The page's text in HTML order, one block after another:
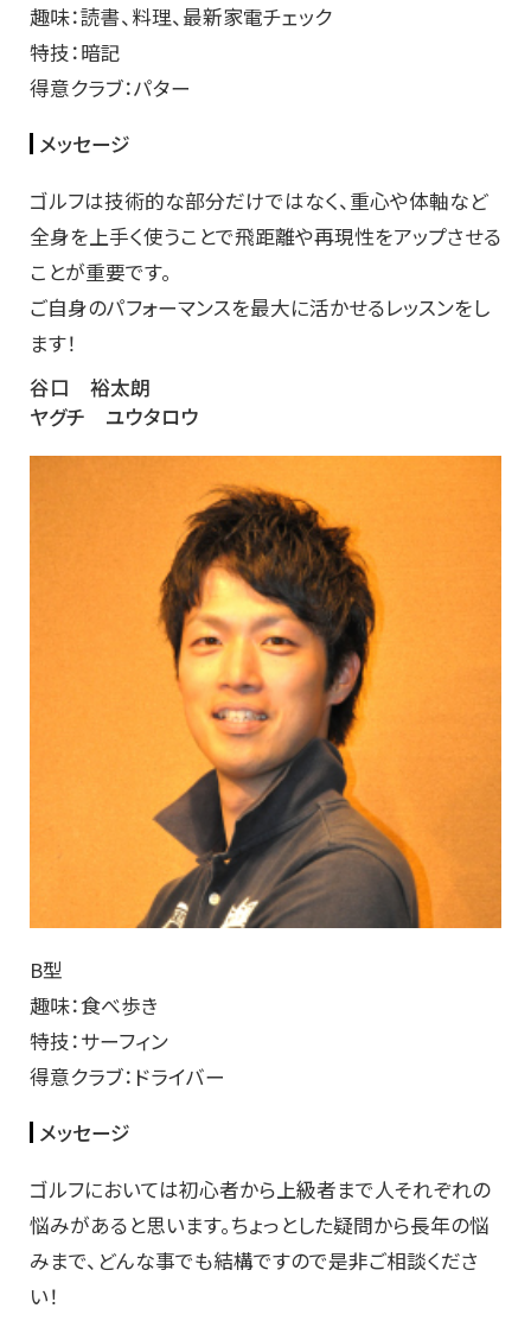
趣味：読書、料理、最新家電チェック
特技：暗記
得意クラブ：パター
メッセージ
ゴルフは技術的な部分だけではなく、重心や体軸など
全身を上手く使うことで飛距離や再現性をアップさせる
ことが重要です。
ご自身のパフォーマンスを最大に活かせるレッスンをし
ます！
谷口 裕太朗
ヤグチ ユウタロウ
B型
趣味：食べ歩き
特技：サーフィン
得意クラブ：ドライバー
メッセージ
ゴルフにおいては初心者から上級者まで人それぞれの
悩みがあると思います。ちょっとした疑問から長年の悩
みまで、どんな事でも結構ですので是非ご相談くださ
い！